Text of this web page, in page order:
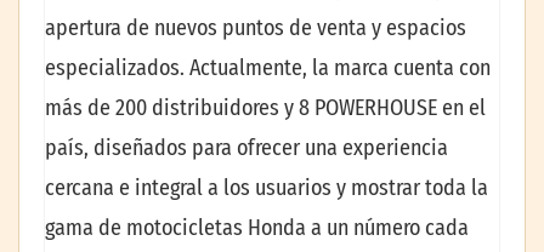
apertura de nuevos puntos de venta y espacios
especializados. Actualmente, la marca cuenta con
más de 200 distribuidores y 8 POWERHOUSE en el
país, diseñados para ofrecer una experiencia
cercana e integral a los usuarios y mostrar toda la
gama de motocicletas Honda a un número cada